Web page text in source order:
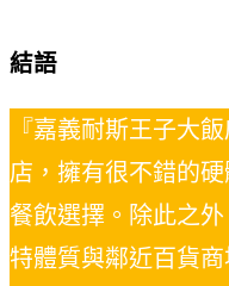
結語
『嘉義耐斯王子大
店，擁有很不錯的
餐飲選擇。除此之
特體質與鄰近百貨